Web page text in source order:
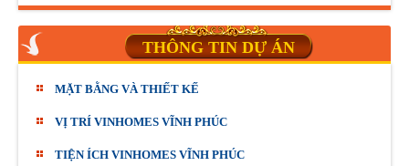
THÔNG TIN DỰ ÁN
MẶT BẰNG VÀ THIẾT KẾ
VỊ TRÍ VINHOMES VĨNH PHÚC
TIỆN ÍCH VINHOMES VĨNH PHÚC